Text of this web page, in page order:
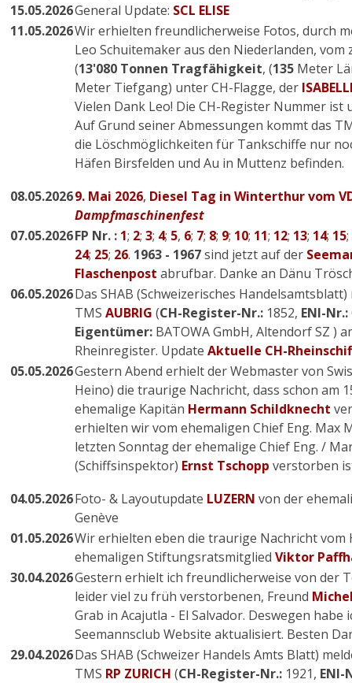
15.05.2026General Update: SCL ELISE
11.05.2026Wir erhielten freundlicherweise Fotos, durch
Leo Schuitemaker aus den Niederlanden,
(13'080 Tonnen Tragfähigkeit, (135 Meter
Meter Tiefgang) unter CH-Flagge, der
Vielen Dank Leo! Die CH-Register Nummer
Auf Grund seiner Abmessungen kommt das
die Löschmöglichkeiten für Tankschiffe nur
Häfen Birsfelden und Au in Muttenz befinden.
08.05.20269. Mai 2026, Diesel Tag in Winterthur vom
Dampfmaschinenfest
07.05.2026FP Nr. : 1; 2; 3; 4; 5, 6; 7; 8; 9; 10; 11; 12; 13; 14; 15;
24; 25; 26. 1963 - 1967sind jetzt auf der
Flaschenpost abrufbar. Danke an Dänu
06.05.2026Das SHAB (Schweizerisches
TMS AUBRIG (CH-Register-Nr.: 1852, ENI-Nr.:
Eigentümer: BATOWA GmbH, Altendorf SZ )
Rheinregister. Update Aktuelle CH-
05.05.2026Gestern Abend erhielt der Webmaster von
Heino) die traurige Nachricht, dass schon am
ehemalige Kapitän Hermann Schildknecht
erhielten wir vom ehemaligen Chief Eng. Max
letzten Sonntag der ehemalige Chief Eng. /
(Schiffsinspektor) Ernst Tschopp verstorben
04.05.2026Foto- & Layoutupdate LUZERN von der
Genève
01.05.2026Wir erhielten eben die traurige Nachricht vom
ehemaligen Stiftungsratsmitglied Viktor
30.04.2026Gestern erhielt ich freundlicherweise von der
leider viel zu früh verstorbenen, Freund
Grab in Acajutla - El Salvador. Deswegen
Seemannsclub Website aktualisiert. Besten
29.04.2026Das SHAB (Schweizer Handels Amts Blatt)
TMS RP ZURICH (CH-Register-Nr.: 1921, ENI-